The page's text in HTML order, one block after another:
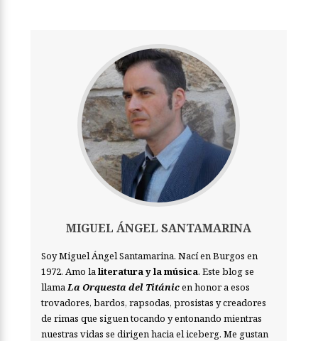
MIGUEL ÁNGEL SANTAMARINA
Soy Miguel Ángel Santamarina. Nací en Burgos en
1972. Amo la literatura y la música. Este blog se
llama La Orquesta del Titánicen honor a esos
trovadores, bardos, rapsodas, prosistas y creadores
de rimas que siguen tocando y entonando mientras
nuestras vidas se dirigen hacia el iceberg. Me gustan